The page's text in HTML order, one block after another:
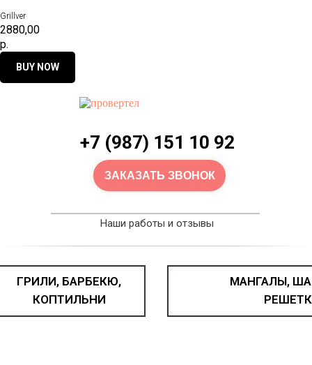
Grillver
2880,00
р.
BUY NOW
+7 (987) 151 10 92
Наши работы и отзывы
ЗАКАЗАТЬ ЗВОНОК
ГРИЛИ, БАРБЕКЮ,
КОПТИЛЬНИ
МАНГАЛЫ,